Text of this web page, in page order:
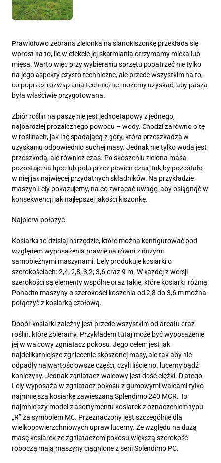
Prawidłowo zebrana zielonka na sianokiszonkę przekłada się
wprost na to, ile w efekcie jej skarmiania otrzymamy mleka lub
mięsa. Warto więc przy wybieraniu sprzętu popatrzeć nie tylko
na jego aspekty czysto techniczne, ale przede wszystkim na to,
co poprzez rozwiązania techniczne możemy uzyskać, aby pasza
była właściwie przygotowana.
Zbiór roślin na paszę nie jest jednoetapowy z jednego,
najbardziej prozaicznego powodu – wody. Chodzi zarówno o tę
w roślinach, jak i tę spadającą z góry, która przeszkadza w
uzyskaniu odpowiednio suchej masy. Jednak nie tylko woda jest
przeszkodą, ale również czas. Po skoszeniu zielona masa
pozostaje na łące lub polu przez pewien czas, tak by pozostało
w niej jak najwięcej przydatnych składników. Na przykładzie
maszyn Lely pokazujemy, na co zwracać uwagę, aby osiągnąć w
konsekwencji jak najlepszej jakości kiszonkę.
Najpierw położyć
Kosiarka to dzisiaj narzędzie, które można konfigurować pod
względem wyposażenia prawie na równi z dużymi
samobieżnymi maszynami. Lely produkuje kosiarki o
szerokościach: 2,4; 2,8, 3,2; 3,6 oraz 9 m. W każdej z wersji
szerokości są elementy wspólne oraz takie, które kosiarki różnią.
Ponadto maszyny o szerokości koszenia od 2,8 do 3,6 m można
połączyć z kosiarką czołową.
Dobór kosiarki zależny jest przede wszystkim od areału oraz
roślin, które zbieramy. Przykładem tutaj może być wyposażenie
jej w walcowy zgniatacz pokosu. Jego celem jest jak
najdelikatniejsze zgniecenie skoszonej masy, ale tak aby nie
odpadły najwartościowsze części, czyli liście np. lucerny bądź
koniczyny. Jednak zgniatacz walcowy jest dość ciężki. Dlatego
Lely wyposaża w zgniatacz pokosu z gumowymi walcami tylko
najmniejszą kosiarkę zawieszaną Splendimo 240 MCR. To
najmniejszy model z asortymentu kosiarek z oznaczeniem typu
„R” za symbolem MC. Przeznaczony jest szczególnie dla
wielkopowierzchniowych upraw lucerny. Ze względu na dużą
masę kosiarek ze zgniataczem pokosu większą szerokość
roboczą mają maszyny ciągnione z serii Splendimo PC.